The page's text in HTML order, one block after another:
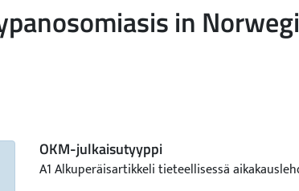
in
OKM-julkaisutyyppi
A1 Alkuperäisartikkeli tieteellisessä